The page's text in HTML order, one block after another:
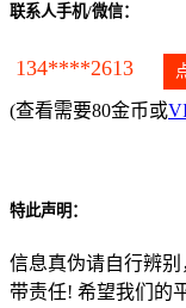
联系人手机/微信：
134****2613
(查看需要80金币或
特此声明：
信息真伪请自行辨
带责任! 希望我们的